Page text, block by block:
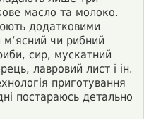
масло та молоко.
додатковими
чи рибний
сир, мускатний
лавровий лист і ін.
приготування
постараюсь детально